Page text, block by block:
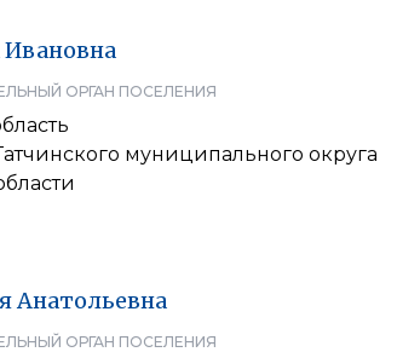
Ивановна
ОРГАН ПОСЕЛЕНИЯ
муниципального округа
Анатольевна
ОРГАН ПОСЕЛЕНИЯ